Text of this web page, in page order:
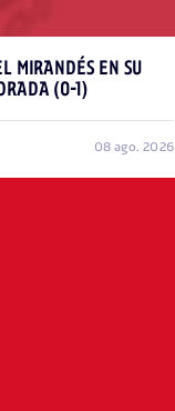
MIRANDÉS EN SU
(0-1)
08 ago. 2026